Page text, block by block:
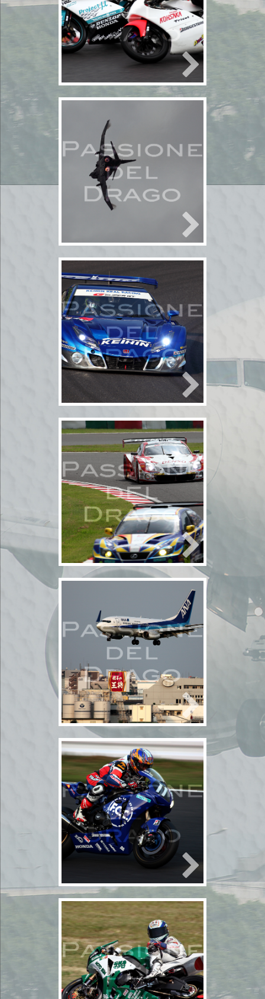
2010年10月30日
bikeレース モータースポ
ーツ
2輪
モータースポーツ 鈴
岐阜基地
2010年10月24日
航空機 軍用機
岐阜基地
2010年8月21日
SGTポッカサマー
スペシャル予選2
2010年8月21日
carレース モータースポー
ツ
4輪 SuperGT モータース
ポーツ
鈴鹿サーキット
2010年8月21日
SGTポッカサマー
スペシャル予選1
2010年8月21日
carレース モータースポー
ツ
4輪
SuperGT モータース
ポーツ 鈴鹿サーキット
大阪空港
2010年8月15日
民間機 航空機
大阪空港
2010年7月23日
鈴鹿8時間耐久オー
トバイレース予選
2
2010年7月23日
bikeレース モータースポ
ーツ
モータースポー
ツ 鈴鹿サーキット
2010年7月23日
鈴鹿8時間耐久オー
トバイレース予選
1
2010年7月23日